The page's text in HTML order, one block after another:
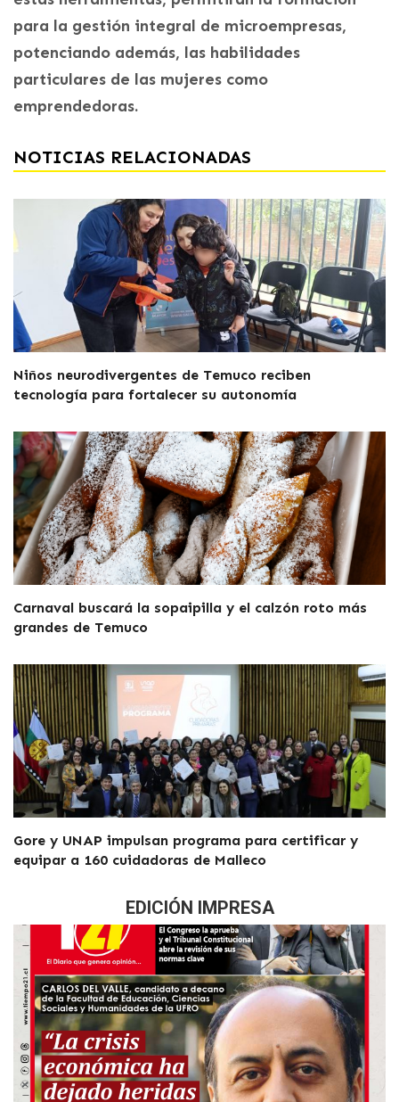
para la gestión integral de microempresas,
potenciando además, las habilidades
particulares de las mujeres como
emprendedoras.
NOTICIAS RELACIONADAS
Niños neurodivergentes de Temuco reciben
tecnología para fortalecer su autonomía
Carnaval buscará la sopaipilla y el calzón roto más
grandes de Temuco
Gore y UNAP impulsan programa para certificar y
equipar a 160 cuidadoras de Malleco
EDICIÓN IMPRESA